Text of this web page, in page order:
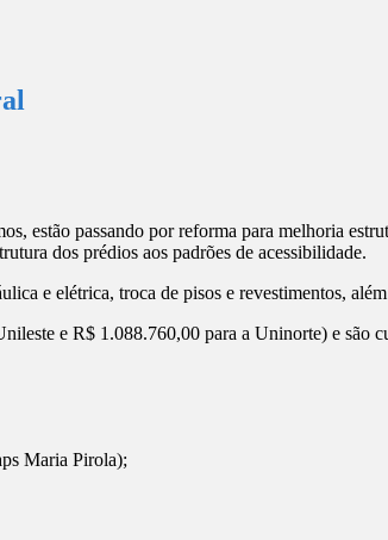
estão passando por reforma para melhoria
dos prédios aos padrões de acessibilidade.
e elétrica, troca de pisos e revestimentos,
e R$ 1.088.760,00 para a Uninorte) e são
Maria Pirola);